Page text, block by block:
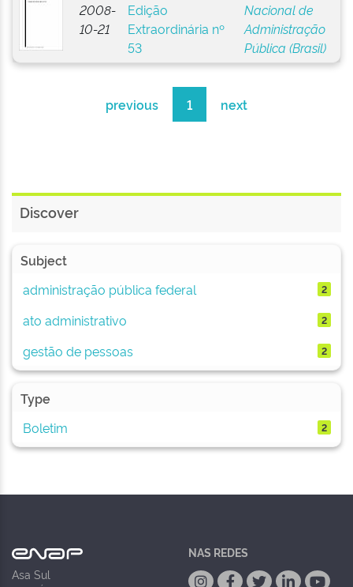
2008-
10-21
Edição
Extraordinária nº
53
Nacional de
Administração
Pública (Brasil)
previous 1 next
Discover
Subject
administração pública federal
2
ato administrativo 2
gestão de pessoas 2
Type
Boletim
2
Asa Sul
NAS REDES